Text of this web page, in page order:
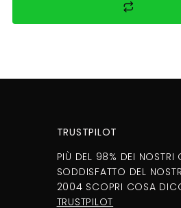
TRUSTPILOT
PIÙ DEL 98% DEI NOSTRI
SODDISFATTO DEL
2004 SCOPRI COSA
TRUSTPILOT